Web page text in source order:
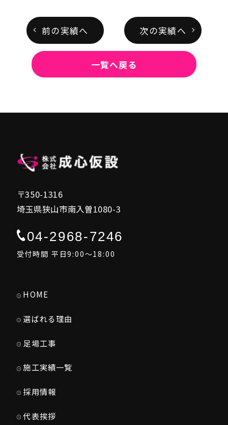
前の実績へ 次の実績へ
一覧へ戻る
〒350-1316
埼玉県狭山市南入曽1080-3
04-2968-7246
受付時間 平日9:00～18:00
HOME
選ばれる理由
足場工事
施工実績一覧
採用情報
代表挨拶